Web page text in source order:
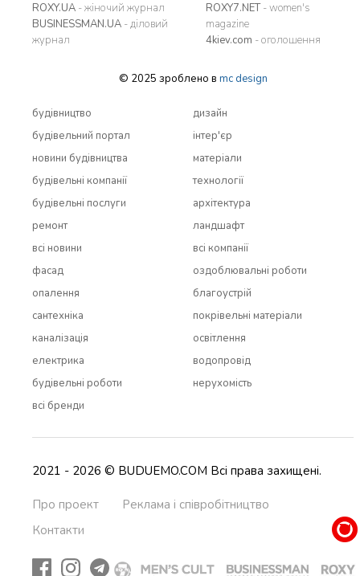
ROXY.UA - жіночий журнал
BUSINESSMAN.UA - діловий
журнал
ROXY7.NET- women's
magazine
4kiev.com - оголошення
© 2025 зроблено в mc design
будівництво
будівельний портал
новини будівництва
будівельні компанії
будівельні послуги
ремонт
всi новини
дизайн
інтер'єр
матеріали
технології
архітектура
ландшафт
всi компанії
фасад
опалення
сантехніка
каналізація
електрика
будівельні роботи
всi бренди
оздоблювальні роботи
благоустрій
покрівельні матеріали
освітлення
водопровід
нерухомість
2021 - 2026 © BUDUEMO.COM Всі права захищені.
Про проект
Реклама і співробітництво
Контакти